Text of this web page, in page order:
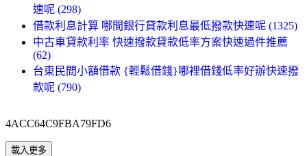
速呢 (298)
借款利息計算 哪間銀行貸款利息最低撥款快速呢 (1325)
中古車貸款利率 快速撥款貸款低率方案快速過件推薦
(62)
台東民間小額借款 {輕鬆借錢}哪裡借錢低率好辦快速撥
款呢 (790)
4ACC64C9FBA79FD6
載入更多